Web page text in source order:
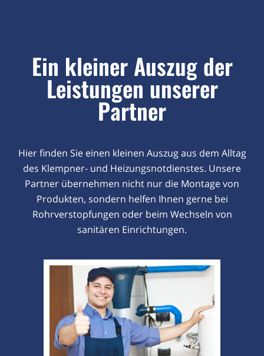
Ein kleiner Auszug der
Leistungen unserer
Partner
Hier finden Sie einen kleinen Auszug aus dem Alltag
des Klempner- und Heizungsnotdienstes. Unsere
Partner übernehmen nicht nur die Montage von
Produkten, sondern helfen Ihnen gerne bei
Rohrverstopfungen oder beim Wechseln von
sanitären Einrichtungen.